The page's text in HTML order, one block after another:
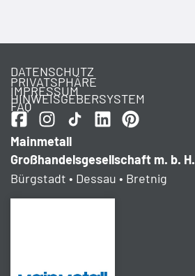
DATENSCHUTZ
PRIVATSPHÄRE
IMPRESSUM
HINWEISGEBERSYSTEM
FAQ
Mainmetall
Großhandelsgesellschaft m. b. H.
Bürgstadt • Dessau • Bretnig